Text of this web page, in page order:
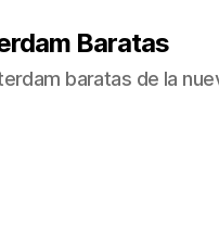
Baratas
baratas de la